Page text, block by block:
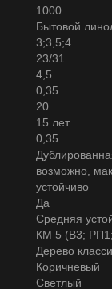
1000
Бытовой
3;3,5;4
23/31
4,5
0,35
20
15 лет
0,35
возможно,
устойчиво
Да
Средняя
КМ 5 (В3;
Дерево
Коричневый
Светлый